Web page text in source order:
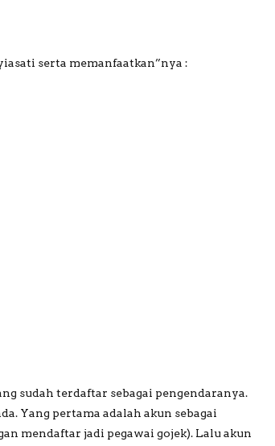
serta memanfaatkan”nya :
sudah terdaftar sebagai pengendaranya.
Yang pertama adalah akun sebagai
mendaftar jadi pegawai gojek). Lalu akun